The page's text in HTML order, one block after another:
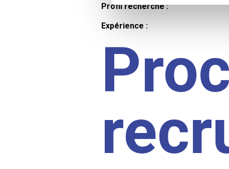
Profil recherché :
Expérience :